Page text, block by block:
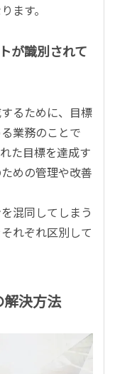
ます。
が識別されて
るために、目標
業務のことで
た目標を達成す
めの管理や改善
混同してしまう
れぞれ区別して
決方法